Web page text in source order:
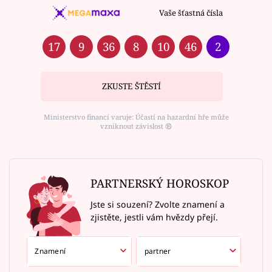
Vaše šťastná čísla
17 9 36 8 10 46 2
ZKUSTE ŠTĚSTÍ
Ministerstvo financí varuje: Účastí na hazardní hře může
vzniknout závislost ⑱
PARTNERSKÝ HOROSKOP
Jste si souzení? Zvolte znamení a
zjistěte, jestli vám hvězdy přejí.